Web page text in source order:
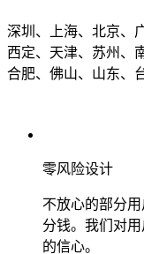
深圳、上海、北京、
西定、天津、苏州、
合肥、佛山、山东、
零风险设计
不放心的部分
分钱。我们对
的信心。